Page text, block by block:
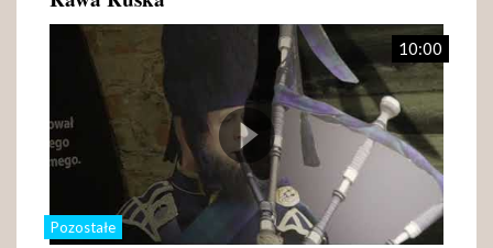
Pozostałe
10:00